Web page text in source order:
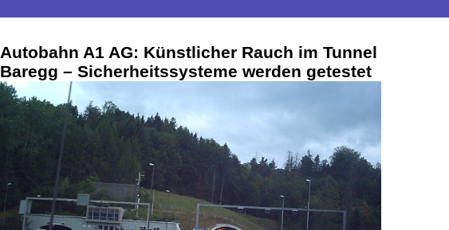
Autobahn A1 AG: Künstlicher Rauch im Tunnel
Baregg – Sicherheitssysteme werden getestet